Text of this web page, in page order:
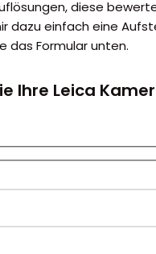
diese
dazu einfach eine
das Formular unten.
Ihre Leica